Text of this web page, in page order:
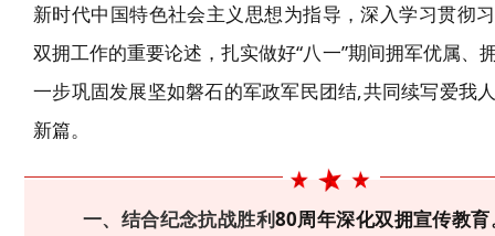
新时代中国特色社会主义思想为指导，深入学习贯彻
双拥工作的重要论述，扎实做好“八一”期间拥军优属、
一步巩固发展坚如磐石的军政军民团结,共同续写爱我
新篇。
一、结合纪念抗战胜利80周年深化双拥宣传教育